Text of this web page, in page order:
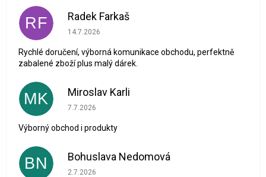
RF Radek Farkaš
Hodnocení obchodu je 5 z 5 hvězdiček.
14.7.2026
Rychlé doručení, výborná komunikace obchodu, perfektně
zabalené zboží plus malý dárek.
MK Miroslav Karli
Hodnocení obchodu je 5 z 5 hvězdiček.
7.7.2026
Výborný obchod i produkty
BN Bohuslava Nedomová
Hodnocení obchodu je 5 z 5 hvězdiček.
2.7.2026